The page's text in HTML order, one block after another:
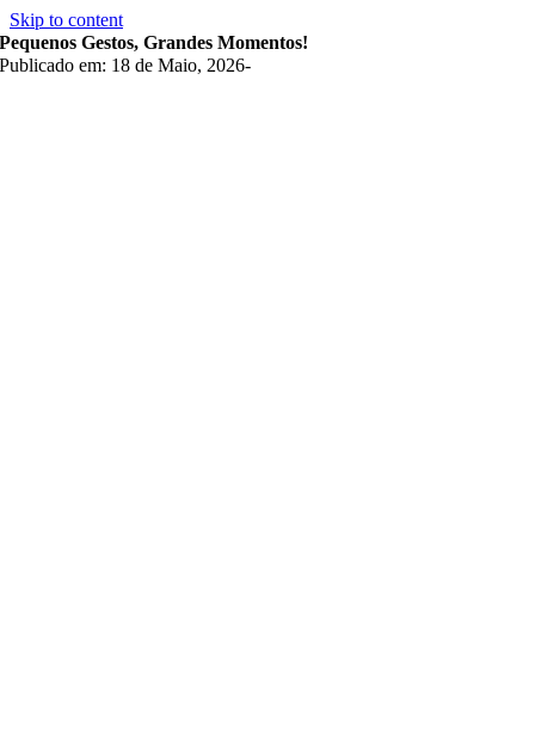
Skip to content
Pequenos Gestos, Grandes Momentos!
Publicado em: 18 de Maio, 2026-